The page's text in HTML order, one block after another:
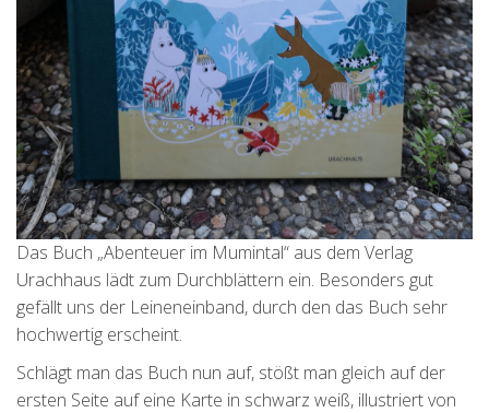
Das Buch „Abenteuer im Mumintal“ aus dem Verlag
Urachhaus lädt zum Durchblättern ein. Besonders gut
gefällt uns der Leineneinband, durch den das Buch sehr
hochwertig erscheint.
Schlägt man das Buch nun auf, stößt man gleich auf der
ersten Seite auf eine Karte in schwarz weiß, illustriert von